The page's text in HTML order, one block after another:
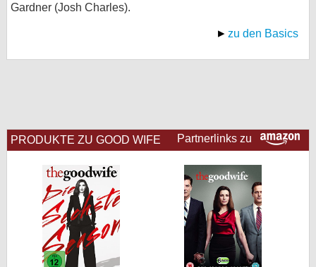
Gardner (Josh Charles).
zu den Basics
Partnerlinks zu
PRODUKTE ZU GOOD WIFE
Kontakt
Nutzungsbedingungen
Datenschutz
Cookie-Einstellungen